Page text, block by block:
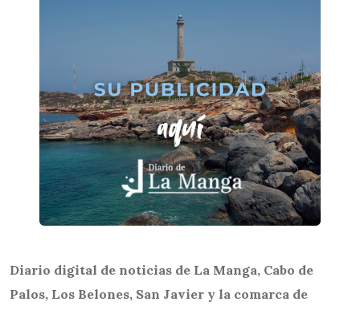
Diario digital de noticias de La Manga, Cabo de
Palos, Los Belones, San Javier y la comarca de